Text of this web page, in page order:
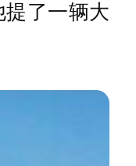
提了一辆大